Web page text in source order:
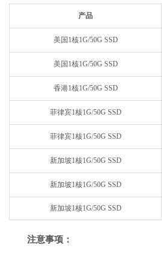
产品
美国1核1G/50G SSD
美国1核1G/50G SSD
香港1核1G/50G SSD
菲律宾1核1G/50G SSD
菲律宾1核1G/50G SSD
新加坡1核1G/50G SSD
新加坡1核1G/50G SSD
新加坡1核1G/50G SSD
注意事项：